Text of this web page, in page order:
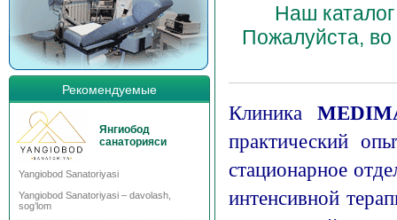
Рекомендуемые
Янгиобод
санаторияси
Yangiobod Sanatoriyasi
Yangiobod Sanatoriyasi – davolash,
sog’lom
Наш
Пожалуйста,
Клиника
практический
стационарное
интенсивной